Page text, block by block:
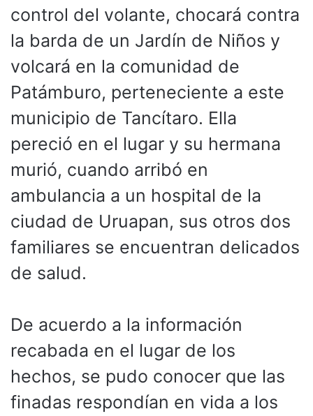
control del volante, chocará contra
la barda de un Jardín de Niños y
volcará en la comunidad de
Patámburo, perteneciente a este
municipio de Tancítaro. Ella
pereció en el lugar y su hermana
murió, cuando arribó en
ambulancia a un hospital de la
ciudad de Uruapan, sus otros dos
familiares se encuentran delicados
de salud.
De acuerdo a la información
recabada en el lugar de los
hechos, se pudo conocer que las
finadas respondían en vida a los